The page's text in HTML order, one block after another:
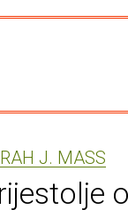
J. MASS